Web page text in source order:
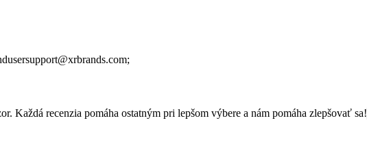
Každá recenzia pomáha ostatným pri lepšom výbere a nám pomáha zlepšovať sa!